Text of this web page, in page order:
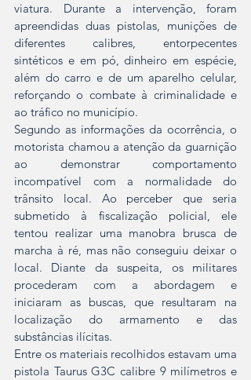
viatura. Durante a intervenção, foram
apreendidas duas pistolas, munições de
diferentes calibres, entorpecentes
sintéticos e em pó, dinheiro em espécie,
além do carro e de um aparelho celular,
reforçando o combate à criminalidade e
ao tráfico no município.
Segundo as informações da ocorrência, o
motorista chamou a atenção da guarnição
ao demonstrar comportamento
incompatível com a normalidade do
trânsito local. Ao perceber que seria
submetido à fiscalização policial, ele
tentou realizar uma manobra brusca de
marcha à ré, mas não conseguiu deixar o
local. Diante da suspeita, os militares
procederam com a abordagem e
iniciaram as buscas, que resultaram na
localização do armamento e das
substâncias ilícitas.
Entre os materiais recolhidos estavam uma
pistola Taurus G3C calibre 9 milímetros e